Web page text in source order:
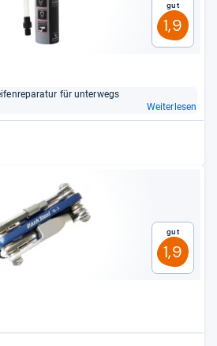
Gut
1,9
für unter­wegs
Weiterlesen
Gut
1,9